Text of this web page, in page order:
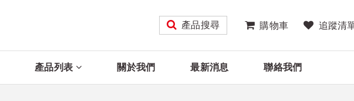
產品搜尋 購物車 追蹤清
產品列表 關於我們 最新消息 聯絡我們